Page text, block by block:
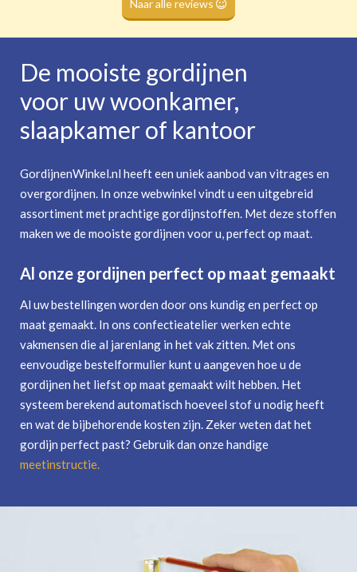
Naar alle reviews
De mooiste gordijnen
voor uw woonkamer,
slaapkamer of kantoor
GordijnenWinkel.nl heeft een uniek aanbod van vitrages en
overgordijnen. In onze webwinkel vindt u een uitgebreid
assortiment met prachtige gordijnstoffen. Met deze stoffen
maken we de mooiste gordijnen voor u, perfect op maat.
Al onze gordijnen perfect op maat gemaakt
Al uw bestellingen worden door ons kundig en perfect op
maat gemaakt. In ons confectieatelier werken echte
vakmensen die al jarenlang in het vak zitten. Met ons
eenvoudige bestelformulier kunt u aangeven hoe u de
gordijnen het liefst op maat gemaakt wilt hebben. Het
systeem berekend automatisch hoeveel stof u nodig heeft
en wat de bijbehorende kosten zijn. Zeker weten dat het
gordijn perfect past? Gebruik dan onze handige
meetinstructie.